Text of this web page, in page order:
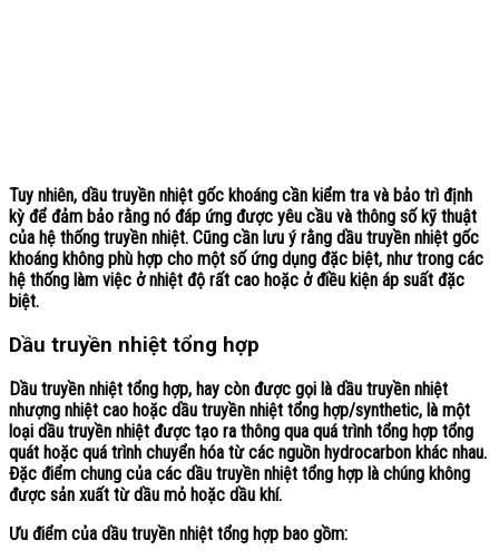
Tuy nhiên, dầu truyền nhiệt gốc khoáng cần kiểm tra và bảo trì định
kỳ để đảm bảo rằng nó đáp ứng được yêu cầu và thông số kỹ thuật
của hệ thống truyền nhiệt. Cũng cần lưu ý rằng dầu truyền nhiệt gốc
khoáng không phù hợp cho một số ứng dụng đặc biệt, như trong các
hệ thống làm việc ở nhiệt độ rất cao hoặc ở điều kiện áp suất đặc
biệt.
Dầu truyền nhiệt tổng hợp
Dầu truyền nhiệt tổng hợp, hay còn được gọi là dầu truyền nhiệt
nhượng nhiệt cao hoặc dầu truyền nhiệt tổng hợp/synthetic, là một
loại dầu truyền nhiệt được tạo ra thông qua quá trình tổng hợp tổng
quát hoặc quá trình chuyển hóa từ các nguồn hydrocarbon khác nhau.
Đặc điểm chung của các dầu truyền nhiệt tổng hợp là chúng không
được sản xuất từ dầu mỏ hoặc dầu khí.
Ưu điểm của dầu truyền nhiệt tổng hợp bao gồm: